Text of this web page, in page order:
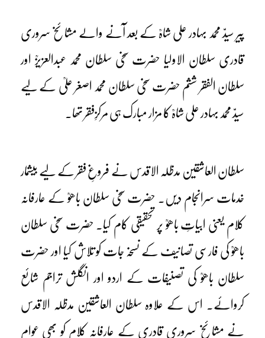
پیر سیدّ محمد بہادر علی شاہؒ کے بعد آنے والے مشائخ سروری
قادری سلطان الاولیا حضرت سخی سلطان محمد عبدالعزیزؒ اور
سلطان الفقر ششم حضرت سخی سلطان محمد اصغر علیؒ کے لیے
سیدّ محمد بہادر علی شاہؒ کا مزار مبارک ہی مرکزِفقر تھا۔
سلطان العاشقین مدظلہ الاقدس نے فروغِ فقر کے لیے بیشمار
خدمات سرانجام دیں۔ حضرت سخی سلطان باھوؒ کے عارفانہ
کلام یعنی ابیاتِ باھوؒ پر تحقیقی کام کیا۔ حضرت سخی سلطان
باھوؒ کی فارسی تصانیف کے نسخہ جات کو تلاش کیا اور حضرت
سلطان باھوؒ کی تصنیفات کے اردو اور انگلش تراجم شائع
کروائے۔ اس کے علاوہ سلطان العاشقین مدظلہ الاقدس
نے مشائخ سروری قادری کے عارفانہ کلام کو بھی عوام